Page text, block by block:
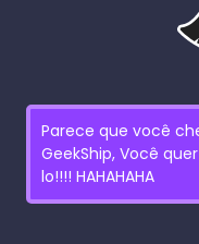
Parece que você
GeekShip, Você
lo!!!! HAHAHAHA